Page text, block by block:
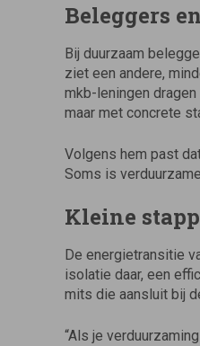
Beleggers
Bij duurzaam
ziet een andere,
mkb-leningen
maar met concrete
Volgens hem past
Soms is
Kleine
De energietransitie
isolatie daar, een
mits die aansluit bij
“Als je